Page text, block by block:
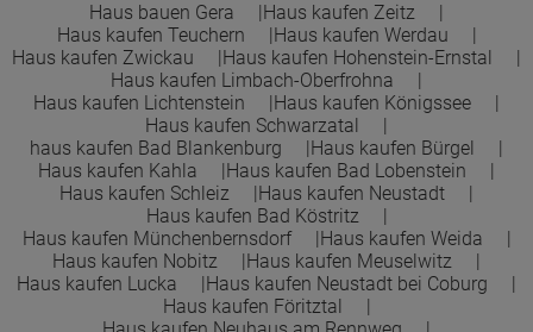
Town &Country Haus Lizenzgeber GmbH
Haus bauen Gera
Haus kaufen Zeitz
Haus kaufen Teuchern
Haus kaufen Werdau
Haus kaufen Zwickau
Haus kaufen Hohenstein-Ernstal
Haus kaufen Limbach-Oberfrohna
Haus kaufen Lichtenstein
Haus kaufen Königssee
Haus kaufen Schwarzatal
haus kaufen Bad Blankenburg
Haus kaufen Bürgel
Haus kaufen Kahla
Haus kaufen Bad Lobenstein
Haus kaufen Schleiz
Haus kaufen Neustadt
Haus kaufen Bad Köstritz
Haus kaufen Münchenbernsdorf
Haus kaufen Weida
Haus kaufen Nobitz
Haus kaufen Meuselwitz
Haus kaufen Lucka
Haus kaufen Neustadt bei Coburg
Haus kaufen Föritztal